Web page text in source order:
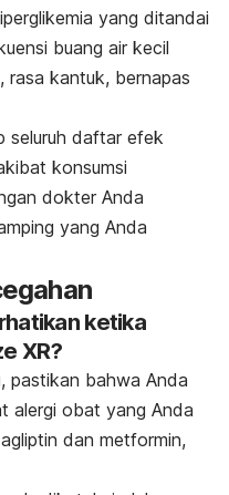
yang ditandai
buang air kecil
rasa kantuk, bernapas
seluruh daftar efek
konsumsi
dokter Anda
yang Anda
ketika
XR?
pastikan bahwa Anda
alergi obat yang Anda
dan metformin,